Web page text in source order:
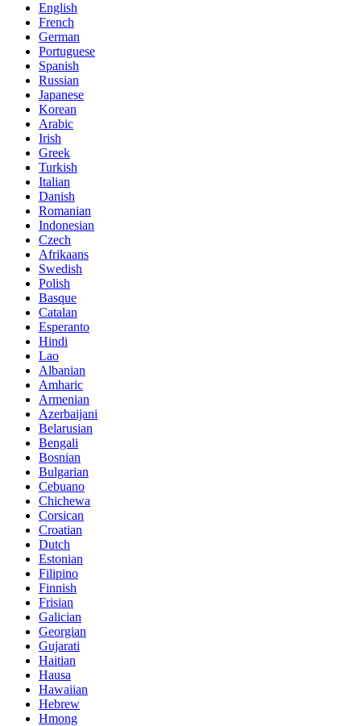
English
French
German
Portuguese
Spanish
Russian
Japanese
Korean
Arabic
Irish
Greek
Turkish
Italian
Danish
Romanian
Indonesian
Czech
Afrikaans
Swedish
Polish
Basque
Catalan
Esperanto
Hindi
Lao
Albanian
Amharic
Armenian
Azerbaijani
Belarusian
Bengali
Bosnian
Bulgarian
Cebuano
Chichewa
Corsican
Croatian
Dutch
Estonian
Filipino
Finnish
Frisian
Galician
Georgian
Gujarati
Haitian
Hausa
Hawaiian
Hebrew
Hmong